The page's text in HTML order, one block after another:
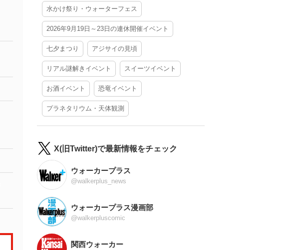
水かけ祭り・ウォーターフェス
2026年9月19日～23日の連休開催イベント
七夕まつり アジサイの見頃
リアル謎解きイベント スイーツイベント
お酒イベント 恐竜イベント
プラネタリウム・天体観測
X(旧Twitter)で最新情報をチェック
ウォーカープラス
@walkerplus_news
ウォーカープラス漫画部
@walkerpluscomic
関西ウォーカー